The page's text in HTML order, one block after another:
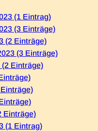
(1 Eintrag)
(3 Einträge)
(2 Einträge)
(3 Einträge)
Einträge)
Einträge)
(1 Eintrag)